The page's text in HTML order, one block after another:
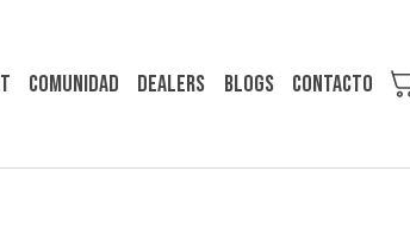
Comunidad Dealers Blogs Contacto